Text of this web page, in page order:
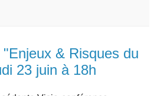
& Risques du
23 juin à 18h